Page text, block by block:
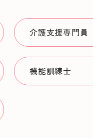
介護支援専門員
機能訓練士